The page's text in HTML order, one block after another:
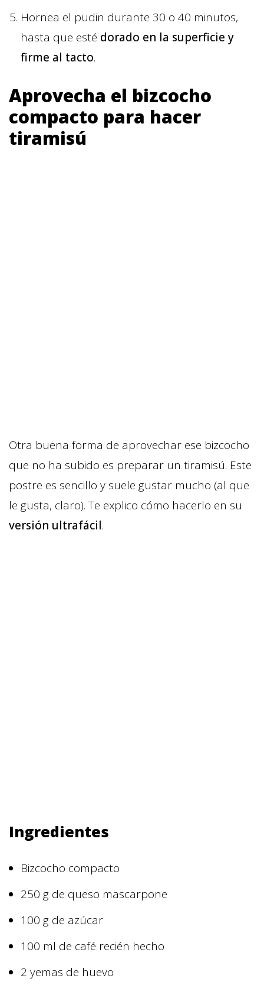
Hornea el pudin durante 30 o 40 minutos,
hasta que esté dorado en la superficie y
firme al tacto.
Aprovecha el bizcocho
compacto para hacer
tiramisú
Otra buena forma de aprovechar ese bizcocho
que no ha subido es preparar un tiramisú. Este
postre es sencillo y suele gustar mucho (al que
le gusta, claro). Te explico cómo hacerlo en su
versión ultrafácil.
Ingredientes
Bizcocho compacto
250 g de queso mascarpone
100 g de azúcar
100 ml de café recién hecho
2 yemas de huevo